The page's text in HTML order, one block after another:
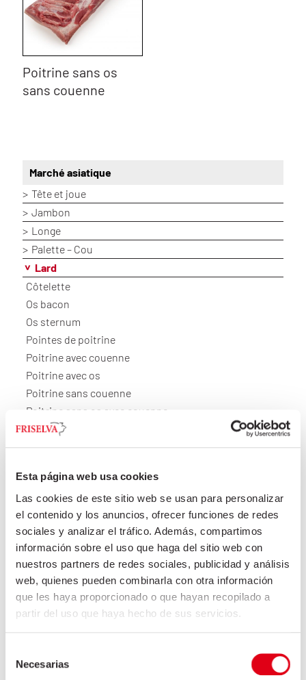
Esta página web usa cookies
Las cookies de este sitio web se usan para personalizar
el contenido y los anuncios, ofrecer funciones de redes
sociales y analizar el tráfico. Además, compartimos
información sobre el uso que haga del sitio web con
nuestros partners de redes sociales, publicidad y análisis
web, quienes pueden combinarla con otra información
que les haya proporcionado o que hayan recopilado a
partir del uso que haya hecho de sus servicios.
Necesarias
Marché asiatique
Tête et joue
Jambon
Longe
Palette – Cou
Lard
Côtelette
Os bacon
Os sternum
Pointes de poitrine
Poitrine avec couenne
Poitrine avec os
Poitrine sans couenne
Poitrine sans os avec couenne
Poitrine sans os sans couenne
Secteur HORECA
Secteur industriel
Poitrine sans os
sans couenne